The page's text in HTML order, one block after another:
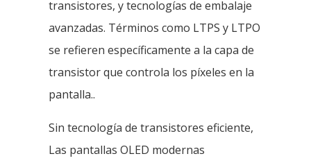
transistores, y tecnologías de embalaje
avanzadas. Términos como LTPS y LTPO
se refieren específicamente a la capa de
transistor que controla los píxeles en la
pantalla..
Sin tecnología de transistores eficiente,
Las pantallas OLED modernas